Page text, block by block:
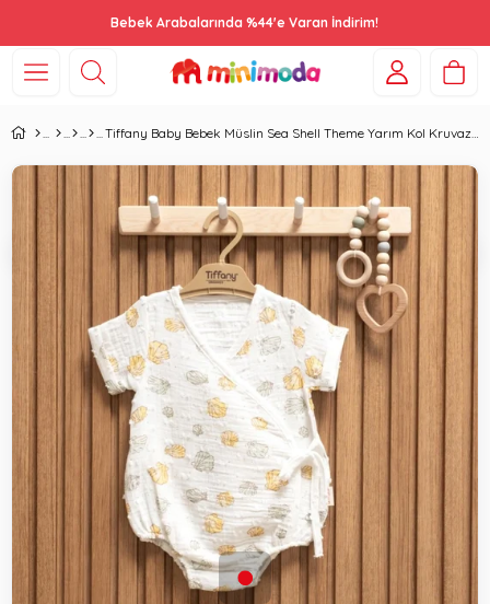
Bebek Arabalarında %44'e Varan İndirim!
Tiffany Baby Bebek Müslin Sea Shell Theme Yarım Kol Kruvaze Badi Beyaz 62022